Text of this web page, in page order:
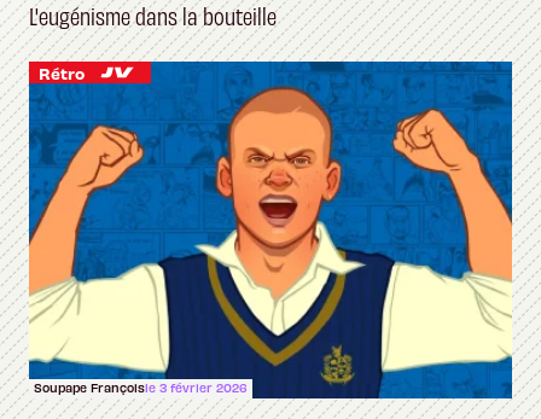
L'eugénisme dans la bouteille
Rétro
Soupape Françoisle 3 février 2026